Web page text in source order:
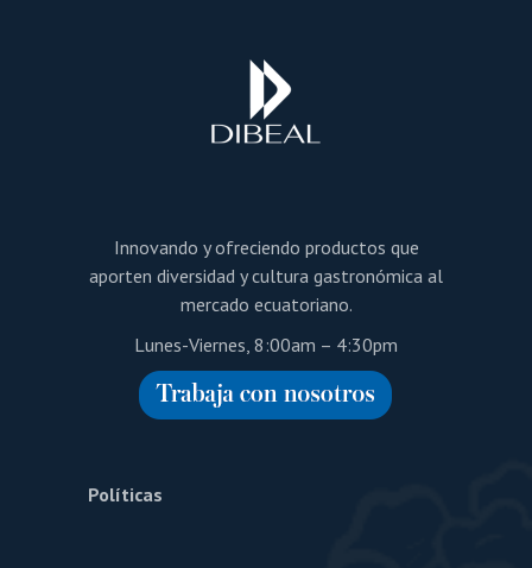
Innovando y ofreciendo productos que
aporten diversidad y cultura gastronómica al
mercado ecuatoriano.
Lunes-Viernes, 8:00am – 4:30pm
Políticas